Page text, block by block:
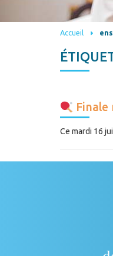
Accueil
Finale
Ce mardi 16